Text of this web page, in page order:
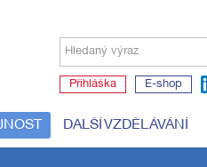
Hledaný výraz
Přihláška E-shop
DALŠÍ VZDĚLÁVÁNÍ